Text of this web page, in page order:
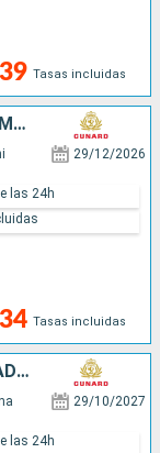
Tasas incluidas
ESTADOS UNIDOS, ISLAS CAIMÁN, JAMAICA, HONDURAS, MÉXICO, PORTUGAL, REINO UNIDO
29/12/2026
Tasas incluidas
las 24h
ESPAÑA, ANTIGUA Y BARBUDA, GRENADA, BARBADOS, SANTA LUCIA, SAN MARTÍN, ESTADOS UNIDOS
29/10/2027
las 24h